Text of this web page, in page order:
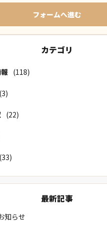
フォームへ進む
カテゴリ
(118)
(3)
(22)
(33)
最新記事
知らせ